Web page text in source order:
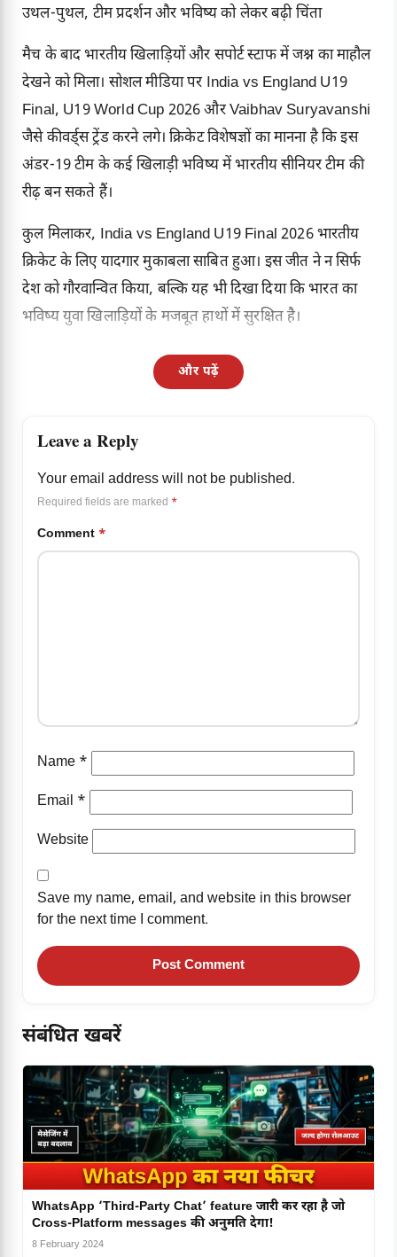
उथल-पुथल, टीम प्रदर्शन और भविष्य को लेकर बढ़ी चिंता
मैच के बाद भारतीय खिलाड़ियों और सपोर्ट स्टाफ में जश्न का माहौल
देखने को मिला। सोशल मीडिया पर India vs England U19
Final, U19 World Cup 2026और Vaibhav Suryavanshi
जैसे कीवर्ड्स ट्रेंड करने लगे। क्रिकेट विशेषज्ञों का मानना है कि इस
अंडर-19 टीम के कई खिलाड़ी भविष्य में भारतीय सीनियर टीम की
रीढ़ बन सकते हैं।
कुल मिलाकर, India vs England U19 Final 2026 भारतीय
क्रिकेट के लिए यादगार मुकाबला साबित हुआ। इस जीत ने न सिर्फ
देश को गौरवान्वित किया, बल्कि यह भी दिखा दिया कि भारत का
भविष्य युवा खिलाड़ियों के मजबूत हाथों में सुरक्षित है।
और पढ़ें
Leave a Reply
Your email address will not be published.
Required fields are marked *
Comment *
Name *
Email *
Website
Save my name, email, and website in this browser
for the next time I comment.
संबंधित खबरें
WhatsApp ‘Third-Party Chat’ feature जारी कर रहा है जो
Cross-Platform messages की अनुमति देगा!
8 February 2024